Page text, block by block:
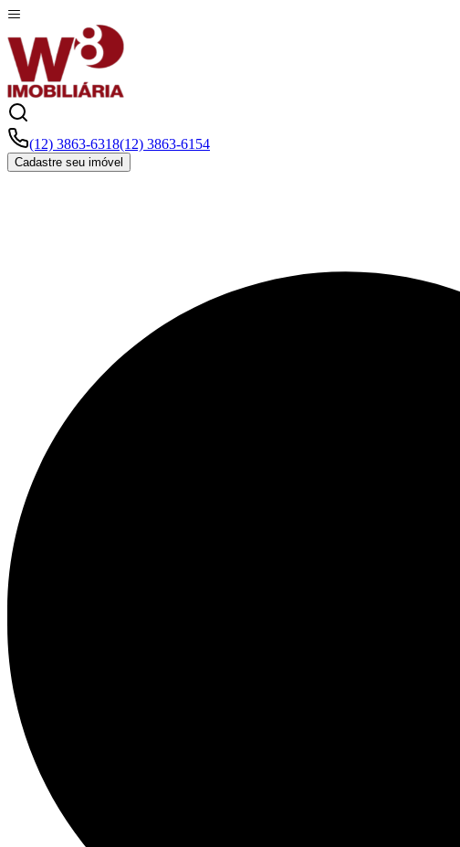
(12) 3863-6318(12) 3863-6154
Cadastre seu imóvel